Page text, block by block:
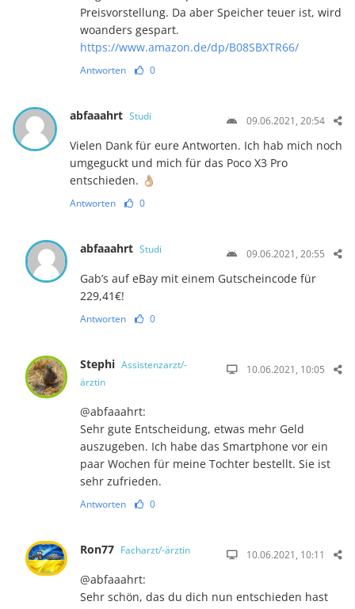
Preisvorstellung. Da aber Speicher teuer ist, wird
woanders gespart.
https://www.amazon.de/dp/B08SBXTR66/
Antworten 0
abfaaahrt Studi 09.06.2021, 20:54
Vielen Dank für eure Antworten. Ich hab mich noch
umgeguckt und mich für das Poco X3 Pro
entschieden. 👌🏼
Antworten 0
abfaaahrt Studi 09.06.2021, 20:55
Gab’s auf eBay mit einem Gutscheincode für
229,41€!
Antworten 0
Stephi Assistenzarzt/-
ärztin
10.06.2021, 10:05
@abfaaahrt:
Sehr gute Entscheidung, etwas mehr Geld
auszugeben. Ich habe das Smartphone vor ein
paar Wochen für meine Tochter bestellt. Sie ist
sehr zufrieden.
Antworten 0
Ron77 Facharzt/-ärztin 10.06.2021, 10:11
@abfaaahrt:
Sehr schön, das du dich nun entschieden hast